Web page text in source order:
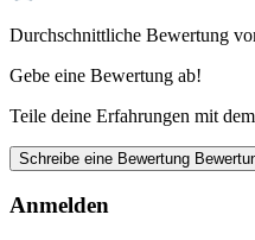
Durchschnittliche Bewertung
Gebe eine Bewertung ab!
Teile deine Erfahrungen mit
Schreibe eine Bewertung
Anmelden